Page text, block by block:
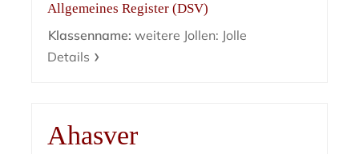
Allgemeines Register (DSV)
Klassenname: weitere Jollen: Jolle
Details
Ahasver